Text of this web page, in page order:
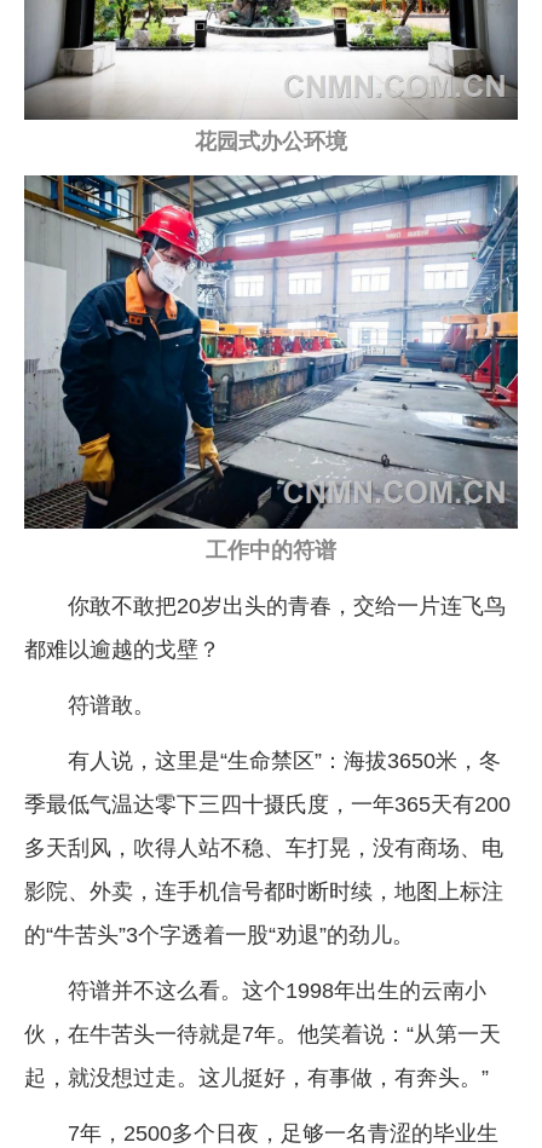
花园式办公环境
工作中的符谱
你敢不敢把20岁出头的青春，交给一片连飞鸟
都难以逾越的戈壁？
符谱敢。
有人说，这里是“生命禁区”：海拔3650米，冬
季最低气温达零下三四十摄氏度，一年365天有200
多天刮风，吹得人站不稳、车打晃，没有商场、电
影院、外卖，连手机信号都时断时续，地图上标注
的“牛苦头”3个字透着一股“劝退”的劲儿。
符谱并不这么看。这个1998年出生的云南小
伙，在牛苦头一待就是7年。他笑着说：“从第一天
起，就没想过走。这儿挺好，有事做，有奔头。”
7年，2500多个日夜，足够一名青涩的毕业生